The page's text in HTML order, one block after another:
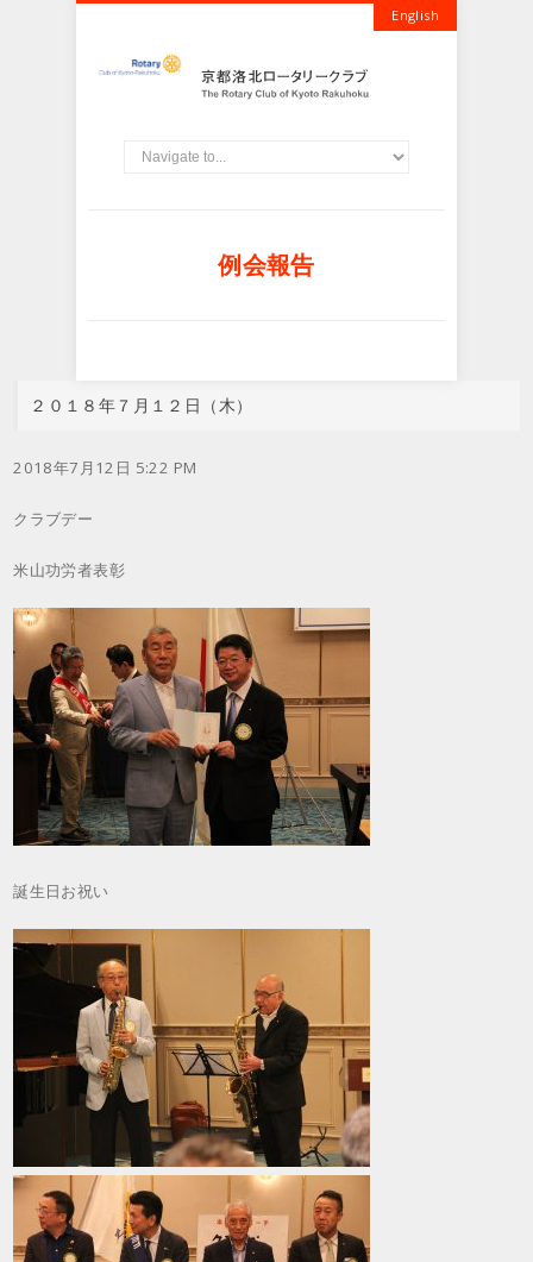
English
例会報告
２０１８年７月１２日（木）
2018年7月12日 5:22 PM
クラブデー
米山功労者表彰
誕生日お祝い